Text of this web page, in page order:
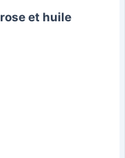
et huile